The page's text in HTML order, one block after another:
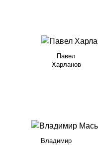
Павел
Харланов
Владимир